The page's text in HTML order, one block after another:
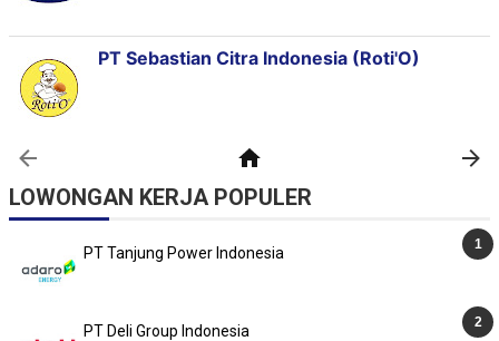
LOWONGAN KERJA POPULER
PT Tanjung Power Indonesia
PT Deli Group Indonesia